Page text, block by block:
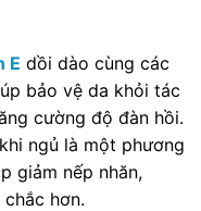
E dồi dào cùng các
bảo vệ da khỏi tác
cường độ đàn hồi.
ngủ là một phương
giảm nếp nhăn,
hơn.